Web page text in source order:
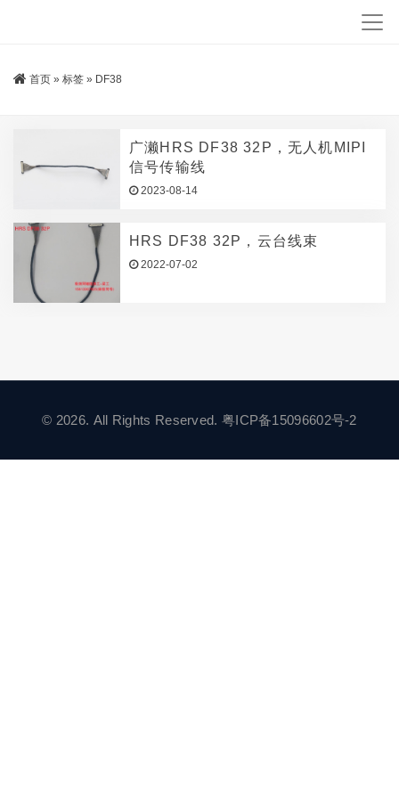
首页 » 标签 » DF38
广濑HRS DF38 32P，无人机MIPI
信号传输线
2023-08-14
HRS DF38 32P，云台线束
2022-07-02
© 2026. All Rights Reserved. 粤ICP备15096602号-2